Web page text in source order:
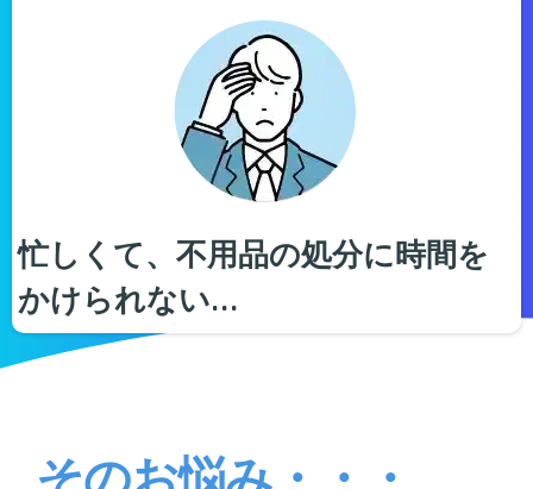
忙しくて、不用品の処分に時間を
かけられない…
そのお悩み・・・